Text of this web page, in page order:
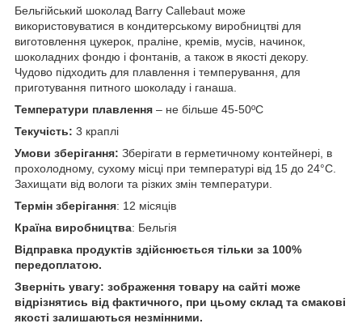
Бельгійський шоколад Barry Callebaut може
використовуватися в кондитерському виробництві для
виготовлення цукерок, праліне, кремів, мусів, начинок,
шоколадних фондю і фонтанів, а також в якості декору.
Чудово підходить для плавлення і темперування, для
приготування питного шоколаду і ганаша.
Температури плавлення – не більше 45-50ºС
Текучість: 3 краплі
Умови зберігання: Зберігати в герметичному контейнері, в
прохолодному, сухому місці при температурі від 15 до 24°С.
Захищати від вологи та різких змін температури.
Термін зберігання: 12 місяців
Країна виробництва: Бельгія
Відправка продуктів здійснюється тільки за 100%
передоплатою.
Зверніть увагу: зображення товару на сайті може
відрізнятись від фактичного, при цьому склад та смакові
якості залишаються незмінними.